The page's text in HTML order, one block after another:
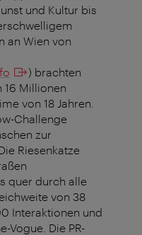
und Kultur bis
an Wien von
) brachten
16 Millionen
von 18 Jahren.
Challenge
zur
Riesenkatze
quer durch alle
von 38
Interaktionen und
Vogue. Die PR-